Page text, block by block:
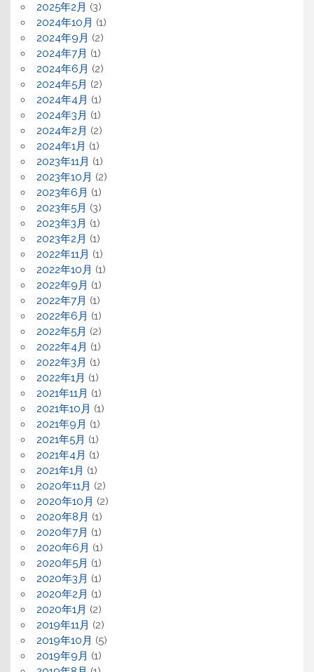
2025年2月 (3)
2024年10月 (1)
2024年9月 (2)
2024年7月 (1)
2024年6月 (2)
2024年5月 (2)
2024年4月 (1)
2024年3月 (1)
2024年2月 (2)
2024年1月 (1)
2023年11月 (1)
2023年10月 (2)
2023年6月 (1)
2023年5月 (3)
2023年3月 (1)
2023年2月 (1)
2022年11月 (1)
2022年10月 (1)
2022年9月 (1)
2022年7月 (1)
2022年6月 (1)
2022年5月 (2)
2022年4月 (1)
2022年3月 (1)
2022年1月 (1)
2021年11月 (1)
2021年10月 (1)
2021年9月 (1)
2021年5月 (1)
2021年4月 (1)
2021年1月 (1)
2020年11月 (2)
2020年10月 (2)
2020年8月 (1)
2020年7月 (1)
2020年6月 (1)
2020年5月 (1)
2020年3月 (1)
2020年2月 (1)
2020年1月 (2)
2019年11月 (2)
2019年10月 (5)
2019年9月 (1)